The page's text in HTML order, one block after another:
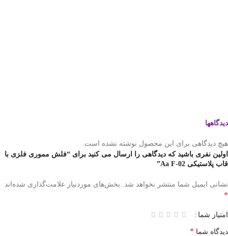
دیدگاهها
هیچ دیدگاهی برای این محصول نوشته نشده است.
اولین نفری باشید که دیدگاهی را ارسال می کنید برای “فلش مموری فلزی با
قاب پلاستیکی Aa F-02”
نشانی ایمیل شما منتشر نخواهد شد. بخش‌های موردنیاز علامت‌گذاری شده‌اند
*
امتیاز شما
دیدگاه شما *